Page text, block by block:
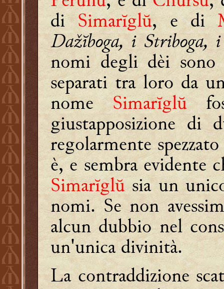
diSimarĭglŭ, e di
Dažĭboga, i Striboga,
nomi degli dèi sono
separati tra loro da
nomeSimarĭglŭ
giustapposizione di
regolarmente
è, e sembra evidente
Simarĭglŭsia un
nomi. Se non
alcun dubbio nel
un'unica divinità.
La contraddizione